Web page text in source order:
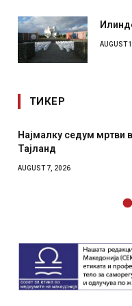
AUGUST
ТИКЕР
седум мртви во
7, 2026